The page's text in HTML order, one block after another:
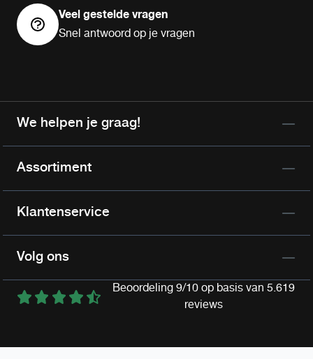
Veel gestelde vragen
Snel antwoord op je vragen
We helpen je graag!
Assortiment
Klantenservice
Volg ons
Beoordeling 9/10 op basis van 5.619
reviews